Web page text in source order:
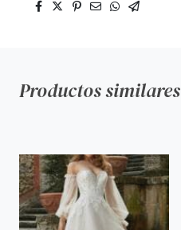
Productos similares